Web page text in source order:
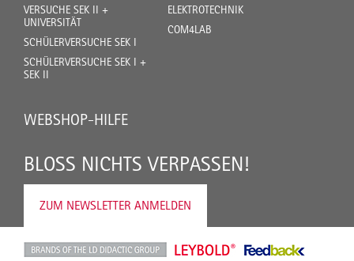
VERSUCHE SEK II +
UNIVERSITÄT
SCHÜLERVERSUCHE SEK I
SCHÜLERVERSUCHE SEK I +
SEK II
ELEKTROTECHNIK
COM4LAB
WEBSHOP-HILFE
BLOSS NICHTS VERPASSEN!
ZUM NEWSLETTER ANMELDEN